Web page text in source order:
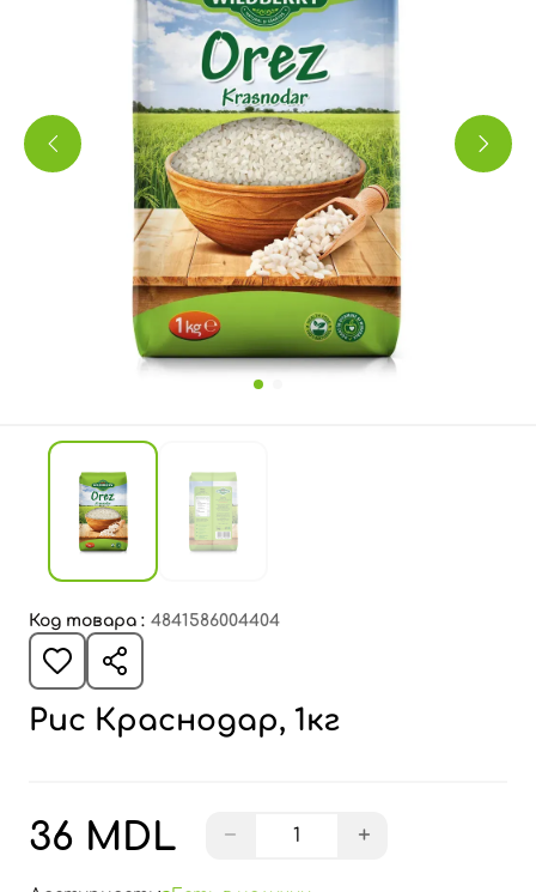
Код товара : 4841586004404
Рис Краснодар, 1кг
36 MDL − +